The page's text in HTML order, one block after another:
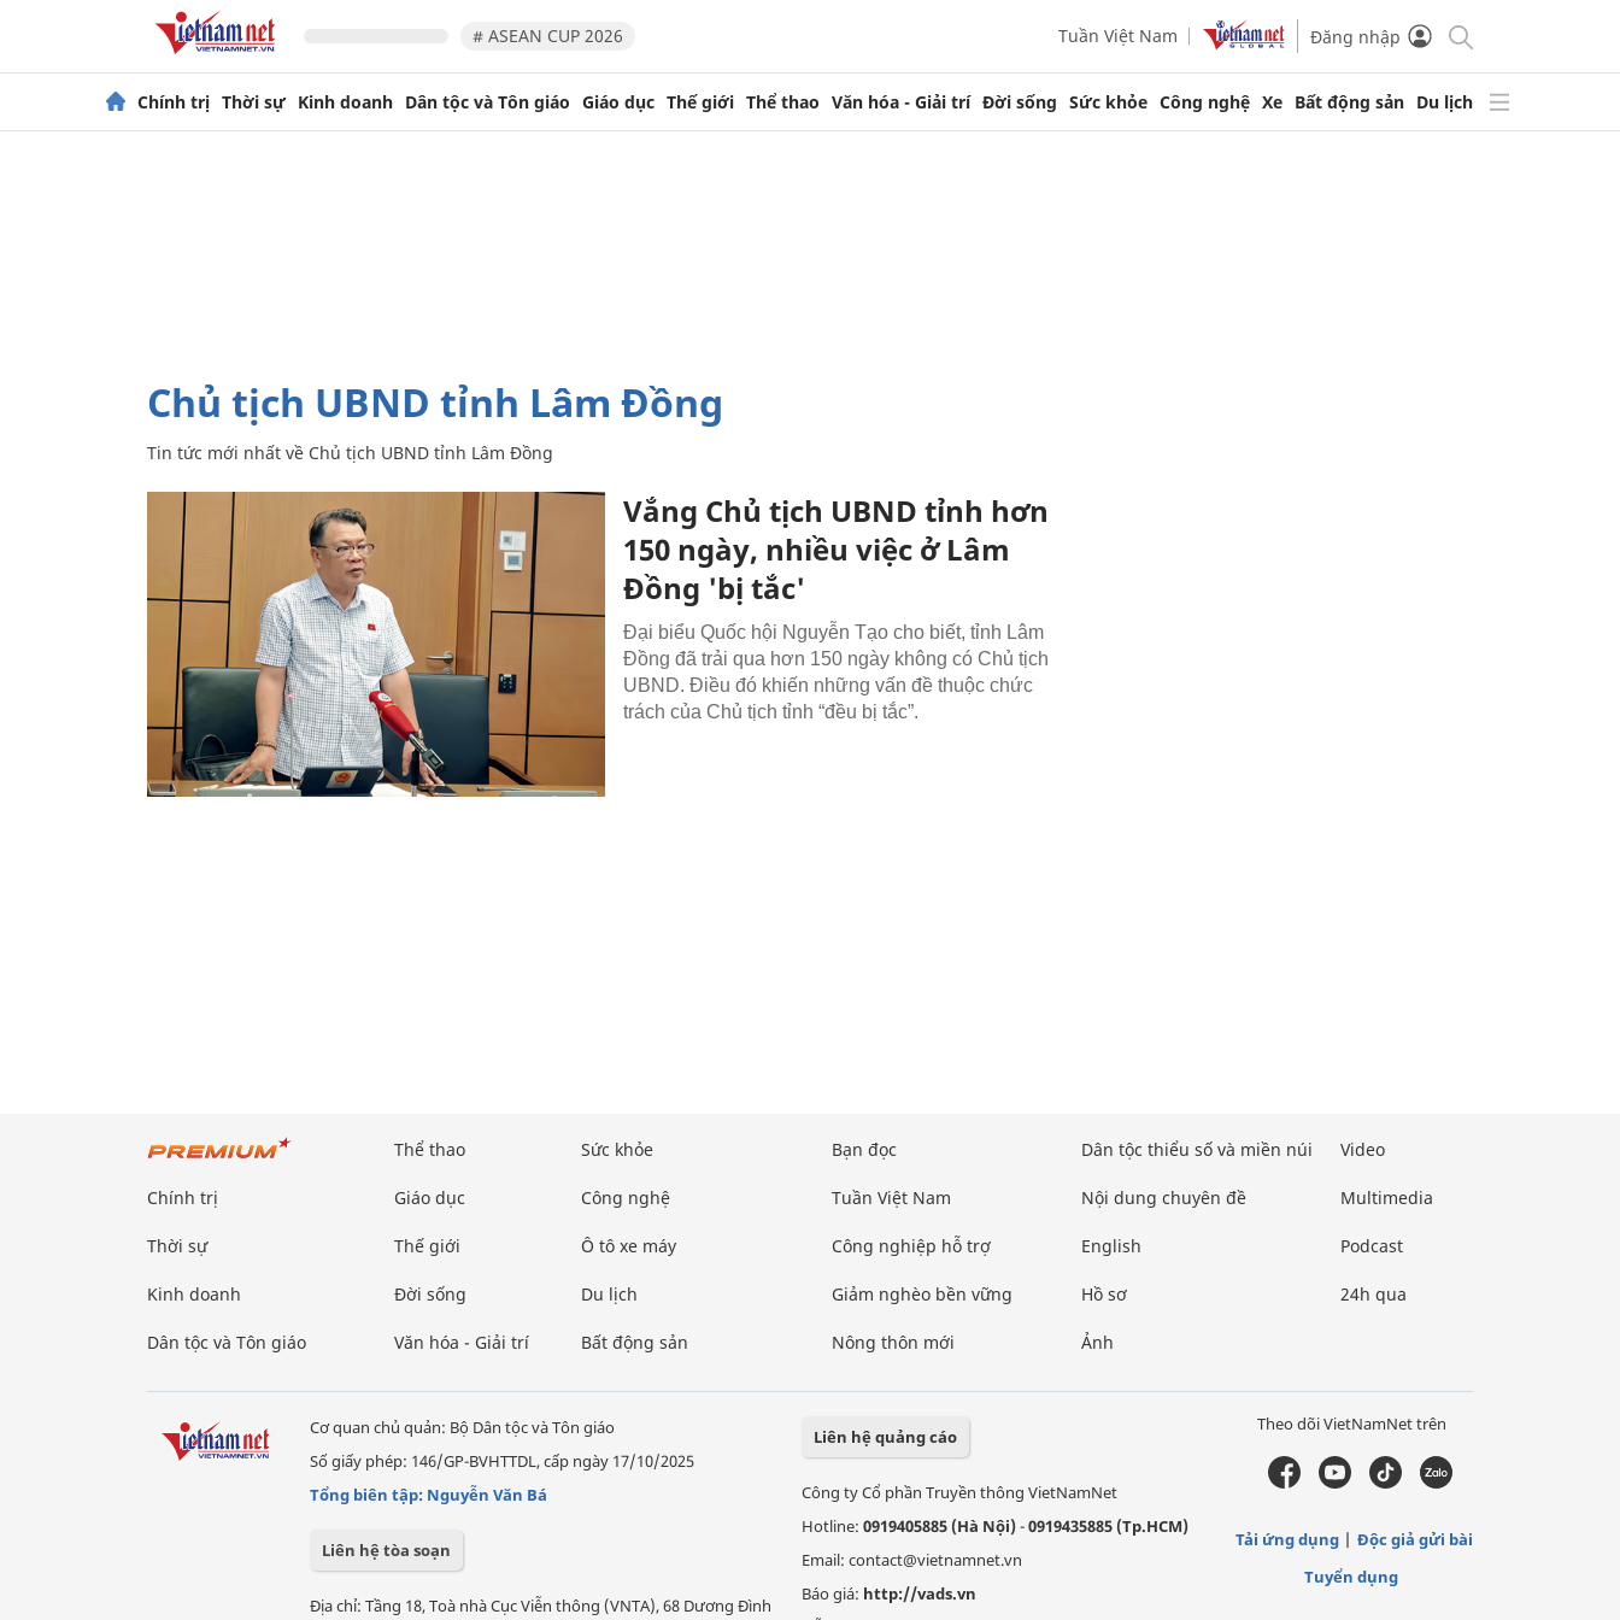
# ASEAN CUP 2026 Tuần Việt Nam Đăng nhập
Chính trị Thời sự Kinh doanh Dân tộc và Tôn giáo Giáo dục Thế giới Thể thao Văn hóa - Giải trí Đời sống Sức khỏe Công nghệ Xe Bất động sản Du lịch
Chủ tịch UBND tỉnh Lâm Đồng
Tin tức mới nhất về Chủ tịch UBND tỉnh Lâm Đồng
Vắng Chủ tịch UBND tỉnh hơn
150 ngày, nhiều việc ở Lâm
Đồng 'bị tắc'
Đại biểu Quốc hội Nguyễn Tạo cho biết, tỉnh Lâm
Đồng đã trải qua hơn 150 ngày không có Chủ tịch
UBND. Điều đó khiến những vấn đề thuộc chức
trách của Chủ tịch tỉnh “đều bị tắc”.
Chính trị
Thời sự
Kinh doanh
Dân tộc và Tôn giáo
Thể thao
Giáo dục
Thế giới
Đời sống
Văn hóa - Giải trí
Sức khỏe
Công nghệ
Ô tô xe máy
Du lịch
Bất động sản
Bạn đọc
Tuần Việt Nam
Công nghiệp hỗ trợ
Giảm nghèo bền vững
Nông thôn mới
Dân tộc thiểu số và miền núi
Nội dung chuyên đề
English
Hồ sơ
Ảnh
Video
Multimedia
Podcast
24h qua
Cơ quan chủ quản: Bộ Dân tộc và Tôn giáo
Số giấy phép: 146/GP-BVHTTDL, cấp ngày 17/10/2025
Tổng biên tập: Nguyễn Văn Bá
Liên hệ tòa soạn
Địa chỉ: Tầng 18, Toà nhà Cục Viễn thông (VNTA), 68 Dương Đình
Liên hệ quảng cáo
Công ty Cổ phần Truyền thông VietNamNet
Hotline: 0919405885 (Hà Nội)-0919435885 (Tp.HCM)
Email: contact@vietnamnet.vn
Báo giá: http://vads.vn
Theo dõi VietNamNet trên
Tải ứng dụng
Độc giả gửi bài
Tuyển dụng